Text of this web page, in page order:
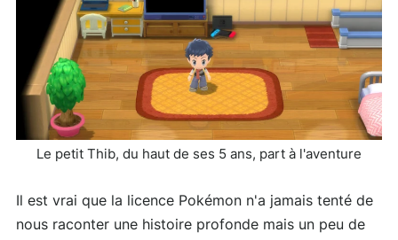
Le petit Thib, du haut de ses 5 ans, part à l'aventure
Il est vrai que la licence Pokémon n'a jamais tenté de
nous raconter une histoire profonde mais un peu de